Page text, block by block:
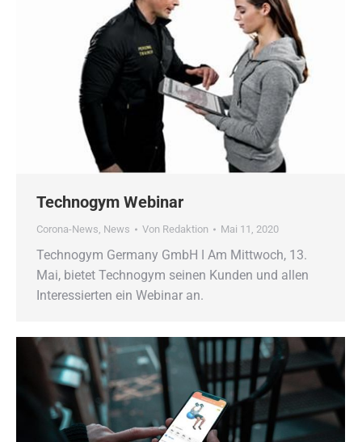
Technogym Webinar
Corona-News News Von Redaktion Mai 11, 2020
Technogym Germany GmbH ǀ Am Mittwoch, 13.
Mai, bietet Technogym seinen Kunden und allen
Interessierten ein Webinar an.